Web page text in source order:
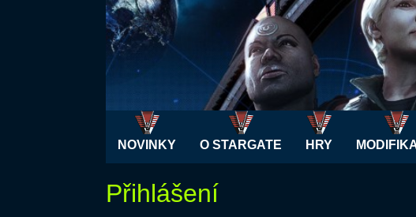
NOVINKY O STARGATE HRY
Přihlášení